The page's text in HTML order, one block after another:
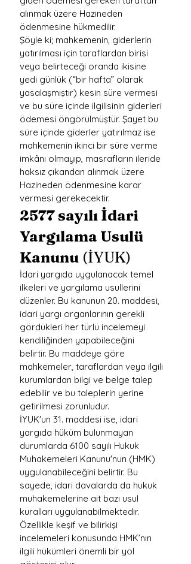
alınmak üzere Hazineden
ödenmesine hükmedilir.
Şöyle ki; mahkemenin, giderlerin
yatırılması için taraflardan birisi
veya belirteceği oranda ikisine
yedi günlük (“bir hafta” olarak
yasalaşmıştır) kesin süre vermesi
ve bu süre içinde ilgilisinin giderleri
ödemesi öngörülmüştür. Şayet bu
süre içinde giderler yatırılmaz ise
mahkemenin ikinci bir süre verme
imkânı olmayıp, masrafların ileride
haksız çıkandan alınmak üzere
Hazineden ödenmesine karar
vermesi gerekecektir.
2577 sayılı İdari
Yargılama Usulü
Kanunu (İYUK)
İdari yargıda uygulanacak temel
ilkeleri ve yargılama usullerini
düzenler. Bu kanunun 20. maddesi,
idari yargı organlarının gerekli
gördükleri her türlü incelemeyi
kendiliğinden yapabileceğini
belirtir. Bu maddeye göre
mahkemeler, taraflardan veya ilgili
kurumlardan bilgi ve belge talep
edebilir ve bu taleplerin yerine
getirilmesi zorunludur.
İYUK'un 31. maddesi ise, idari
yargıda hüküm bulunmayan
durumlarda 6100 sayılı Hukuk
Muhakemeleri Kanunu'nun (HMK)
uygulanabileceğini belirtir. Bu
sayede, idari davalarda da hukuk
muhakemelerine ait bazı usul
kuralları uygulanabilmektedir.
Özellikle keşif ve bilirkişi
incelemeleri konusunda HMK’nın
ilgili hükümleri önemli bir yol